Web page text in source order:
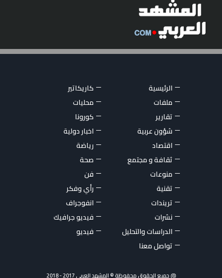
الرئيسية
كاريكاتير
ملفات
محليات
تقارير
كورونا
شؤون عربية
اخبار دولية
اقتصاد
رياضة
ثقافة و مجتمع
صحة
منوعات
فن
تقنية
رأي وفكر
تريندات
انفوجراف
نشرات
فيديو جرافيك
الدراسات والتحليل
فيديو
تواصل معنا
@ جميع الحقوق محفوظة © المشهد العربي 2017 - 2018